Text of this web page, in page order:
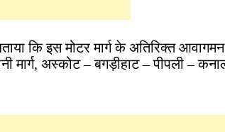
कि इस मोटर मार्ग के अतिरिक्त
मार्ग, अस्कोट – बगड़ीहाट – पीपली –